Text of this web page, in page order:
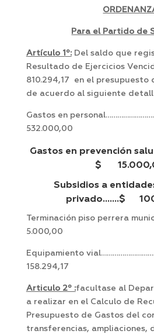
Para el Partido de
Artículo 1º:Del saldo que
Resultado de Ejercicios
810.294,17 en el presupuesto
de acuerdo al siguiente
Gastos en
532.000,00
Gastos en prevención
$
Subsidios a
privado…….$
Terminación piso perrera
5.000,00
Equipamiento
158.294,17
Articulo 2º :facultase al
a realizar en el Calculo de
Presupuesto de Gastos del
transferencias, ampliaciones,